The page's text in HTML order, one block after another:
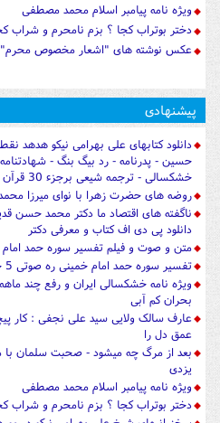
ویژه نامه پیامبر اسلام محمد مصطفی
دختر بوتراب کجا ؟ بزم نامحرم و
عکس نوشته های "اشعار مخصوص محرم"
پیشنهادی
دانلود کتابهای علی بهرامی نیکو هدهد
حسین - پدرنامه - رد بیگ بنگ -
خشکسالی - ترجمه شیعی برجزء 30 قرآن
روضه های حضرت زهرا با نوای میرزا
ناگفته های اقتصاد ما دکتر محمد حسن
دانلود پی دی اف کتاب و معرفی دکتر
متن و صوت و فیلم تفسیر سوره حمد امام
تفسیر سوره حمد امام خمینی ره صوتی 5 جلسه
ویژه نامه خشکسالی ایران و رفع چند
بحران کم آبی
عارف سالک ولایی سید علی نجفی : کار
عمق دل را
بعد از مرگ چه میشود - صحبت سلمان با
یزدی
ویژه نامه پیامبر اسلام محمد مصطفی
دختر بوتراب کجا ؟ بزم نامحرم و